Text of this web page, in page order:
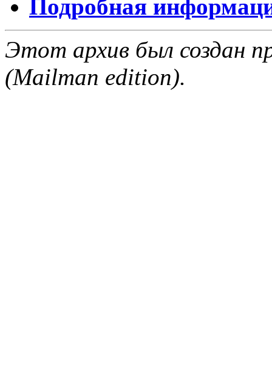
Подробная
Этот архив был создан
(Mailman edition).